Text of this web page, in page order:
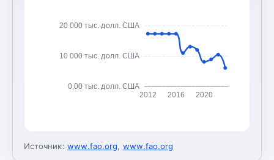
0,00 тыс. долл. США
10 000 тыс. долл. США
20 000 тыс. долл. США
2012 2016 2020
Источник: www.fao.org, www.fao.org